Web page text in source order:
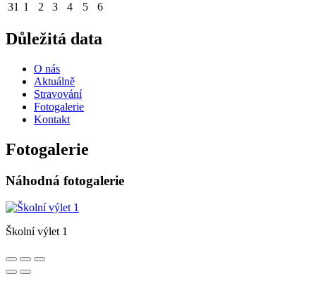
31 1 2 3 4 5 6
Důležitá data
O nás
Aktuálně
Stravování
Fotogalerie
Kontakt
Fotogalerie
Náhodná fotogalerie
Školní výlet 1